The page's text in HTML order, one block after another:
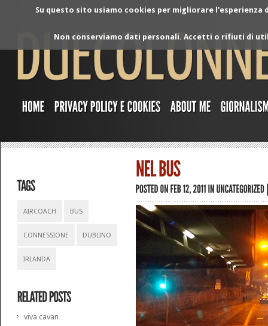
Su questo sito usiamo cookies per migliorare
Non conserviamo dati personali. Accetti o rifiuti di
AIRCOACH BUS
CONNESSIONE DUBLINO
IRLANDA
viva cavan